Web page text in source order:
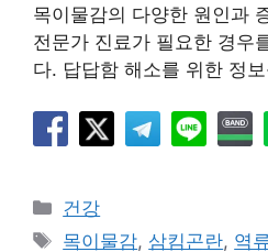
목이물감의 다양한 원인과
전문가 진료가 필요한 경우
다. 답답함 해소를 위한 정
카
테
건강
태
목이물감, 삼킴곤란, 역